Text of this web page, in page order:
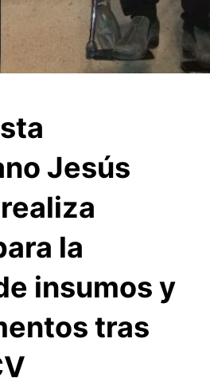
Jesús
la
insumos y
tras